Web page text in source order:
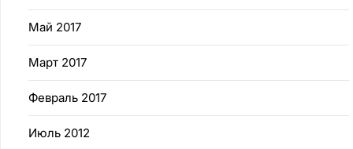
Май 2017
Март 2017
Февраль 2017
Июль 2012